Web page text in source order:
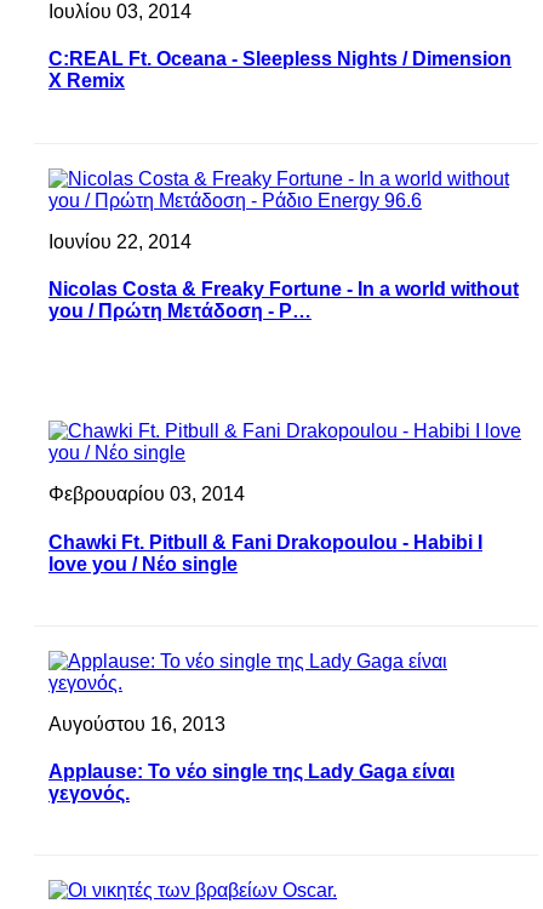
Ιουλίου 03, 2014
C:REAL Ft. Oceana - Sleepless Nights / Dimension
X Remix
Ιουνίου 22, 2014
Nicolas Costa & Freaky Fortune - In a world without
you / Πρώτη Μετάδοση - Ρ…
Φεβρουαρίου 03, 2014
Chawki Ft. Pitbull & Fani Drakopoulou - Habibi I
love you / Νέο single
Αυγούστου 16, 2013
Applause: Το νέο single της Lady Gaga είναι
γεγονός.